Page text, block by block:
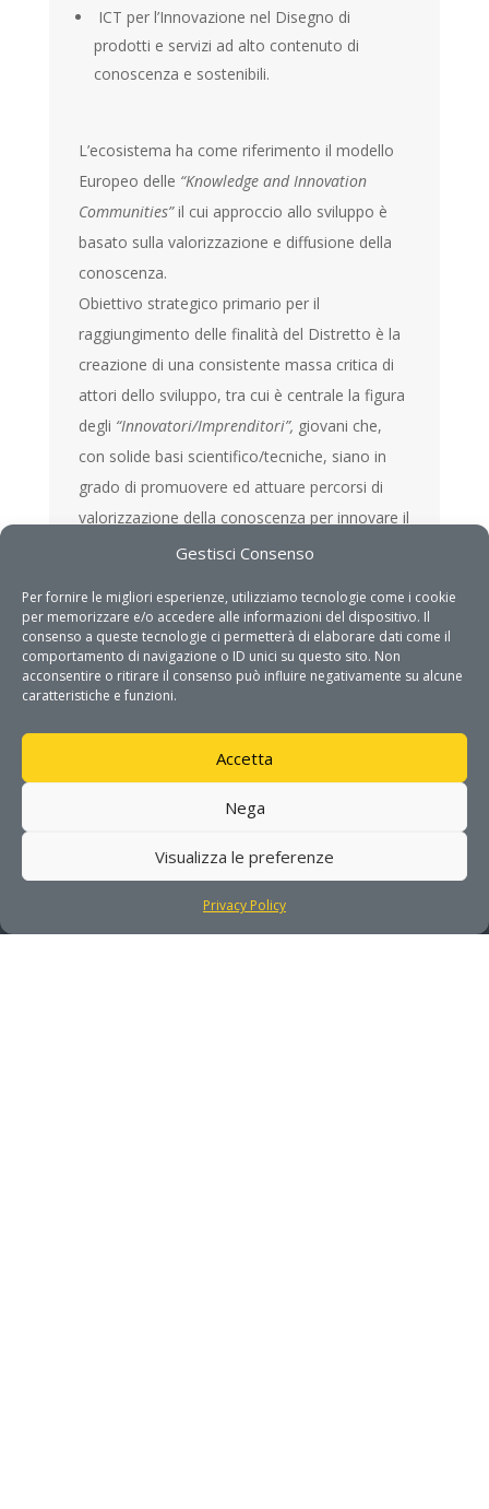
Gestisci Consenso
Per fornire le migliori esperienze, utilizziamo tecnologie come i cookie
per memorizzare e/o accedere alle informazioni del dispositivo. Il
consenso a queste tecnologie ci permetterà di elaborare dati come il
comportamento di navigazione o ID unici su questo sito. Non
acconsentire o ritirare il consenso può influire negativamente su alcune
caratteristiche e funzioni.
Accetta
Nega
Visualizza le preferenze
Privacy Policy
ICT per l’Innovazione nel Disegno di
prodotti e servizi ad alto contenuto di
conoscenza e sostenibili.
L’ecosistema ha come riferimento il modello
Europeo delle “Knowledge and Innovation
Communities”il cui approccio allo sviluppo è
basato sulla valorizzazione e diffusione della
conoscenza.
Obiettivo strategico primario per il
raggiungimento delle finalità del Distretto è la
creazione di una consistente massa critica di
attori dello sviluppo, tra cui è centrale la figura
degli “Innovatori/Imprenditori”, giovani che,
con solide basi scientifico/tecniche, siano in
grado di promuovere ed attuare percorsi di
valorizzazione della conoscenza per innovare il
sistema produttivo anche attraverso la nascita
Fondazione DHITECH
DISTRETTO TECNOLOGICO HIGH-TECH
PEC: dhitech@registerpec.it